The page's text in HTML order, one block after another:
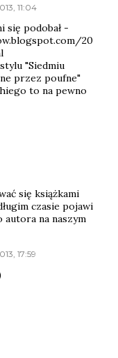
11:04
się podobał -
20
"Siedmiu
przez poufne"
to na pewno
się książkami
czasie pojawi
na naszym
17:59